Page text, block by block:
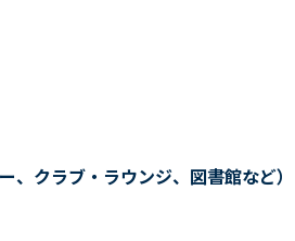
クラブ・ラウンジ、図書館など）